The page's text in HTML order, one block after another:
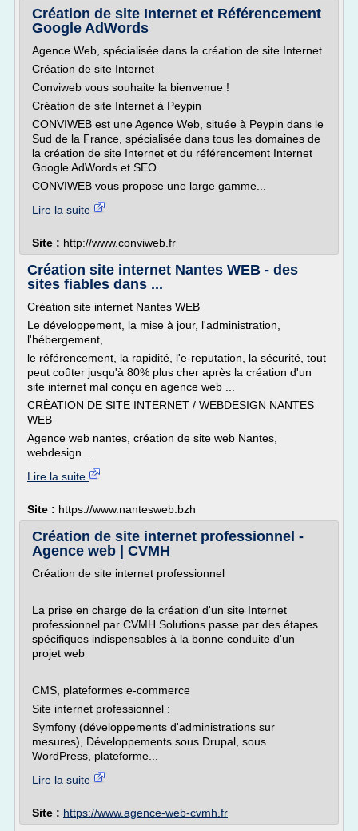
Création de site Internet et Référencement
Google AdWords
Agence Web, spécialisée dans la création de site Internet
Création de site Internet
Conviweb vous souhaite la bienvenue !
Création de site Internet à Peypin
CONVIWEB est une Agence Web, située à Peypin dans le
Sud de la France, spécialisée dans tous les domaines de
la création de site Internet et du référencement Internet
Google AdWords et SEO.
CONVIWEB vous propose une large gamme...
Lire la suite
Site : http://www.conviweb.fr
Création site internet Nantes WEB - des
sites fiables dans ...
Création site internet Nantes WEB
Le développement, la mise à jour, l'administration,
l'hébergement,
le référencement, la rapidité, l'e-reputation, la sécurité, tout
peut coûter jusqu'à 80% plus cher après la création d'un
site internet mal conçu en agence web ...
CRÉATION DE SITE INTERNET / WEBDESIGN NANTES
WEB
Agence web nantes, création de site web Nantes,
webdesign...
Lire la suite
Site : https://www.nantesweb.bzh
Création de site internet professionnel -
Agence web | CVMH
Création de site internet professionnel
La prise en charge de la création d'un site Internet
professionnel par CVMH Solutions passe par des étapes
spécifiques indispensables à la bonne conduite d'un
projet web
CMS, plateformes e-commerce
Site internet professionnel :
Symfony (développements d'administrations sur
mesures), Développements sous Drupal, sous
WordPress, plateforme...
Lire la suite
Site : https://www.agence-web-cvmh.fr